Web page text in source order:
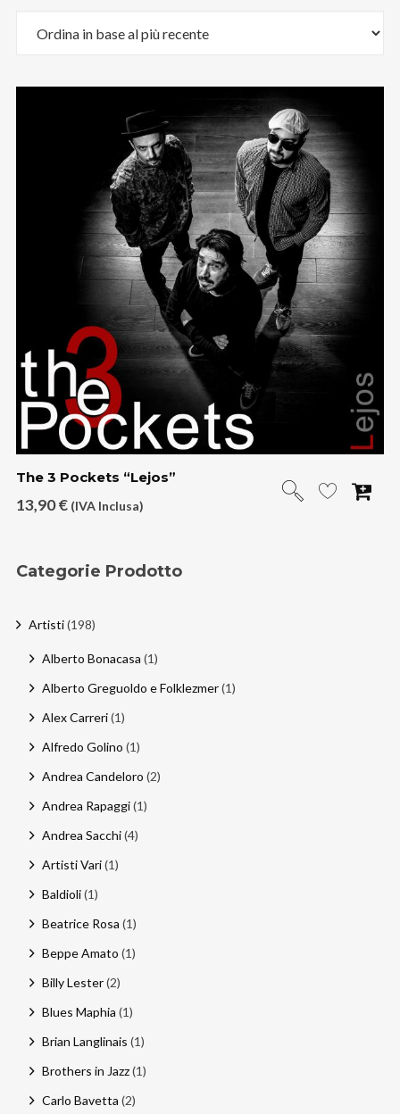
Email:
Cellulare:
335 6835448
Seguici sui nostri Social
The 3 Pockets “Lejos”
13,90€ (IVA Inclusa)
Categorie Prodotto
Artisti(198)
Alberto Bonacasa (1)
Alberto Greguoldo e Folklezmer(1)
Alex Carreri(1)
Alfredo Golino (1)
Andrea Candeloro (2)
Andrea Rapaggi(1)
Andrea Sacchi(4)
Artisti Vari(1)
Baldioli(1)
Beatrice Rosa (1)
Beppe Amato (1)
Billy Lester(2)
Blues Maphia (1)
Brian Langlinais (1)
Brothers in Jazz(1)
Carlo Bavetta (2)